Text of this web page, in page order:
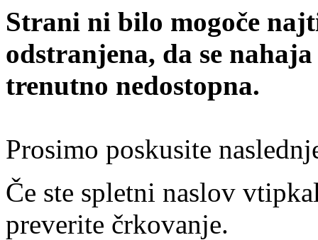
Strani ni bilo mogoče
odstranjena, da se
trenutno nedostopna.
Prosimo poskusite
Če ste spletni naslov
preverite črkovanje.